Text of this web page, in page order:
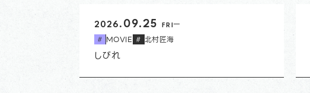
開始日
2026. 09.25 FRI
# MOVIE # 北村匠海
しびれ